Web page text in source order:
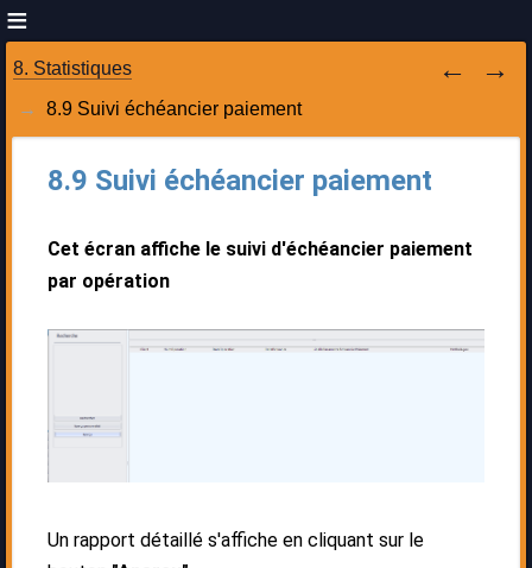
8. Statistiques
8.9 Suivi échéancier paiement
8.9 Suivi échéancier paiement
Cet écran affiche le suivi d'échéancier paiement
par opération
Un rapport détaillé s'affiche en cliquant sur le